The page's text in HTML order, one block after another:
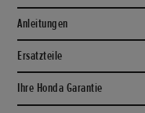
Anleitungen
Ersatzteile
Ihre Honda Garantie